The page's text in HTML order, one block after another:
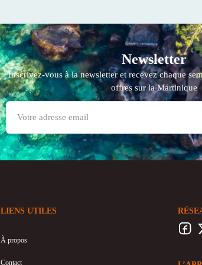
Newsletter
Inscrivez-vous à la newsletter et recevez chaque
offres sur la Martinique
LIENS UTILES
À propos
Contact